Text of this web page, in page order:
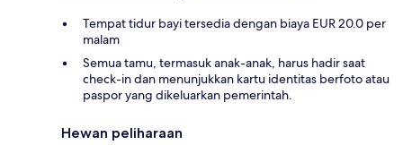
Tempat tidur bayi tersedia dengan biaya EUR 20.0 per
malam
Semua tamu, termasuk anak-anak, harus hadir saat
check-in dan menunjukkan kartu identitas berfoto atau
paspor yang dikeluarkan pemerintah.
Hewan peliharaan